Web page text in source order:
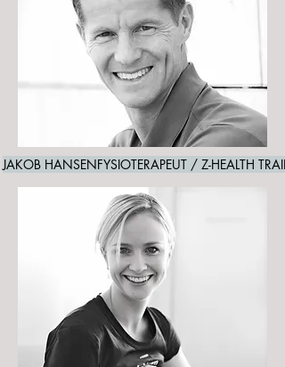
JAKOB HANSENFYSIOTERAPEUT / Z-HEALTH